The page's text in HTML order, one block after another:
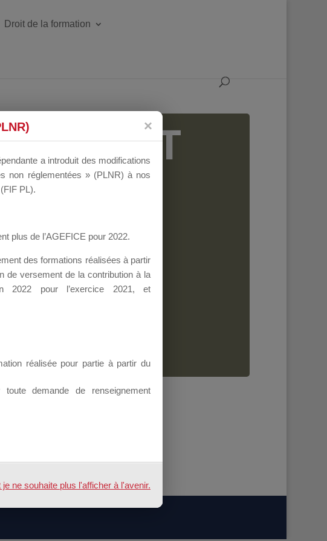
Droit de la formation
Mallette du Dirigeant.
une question.
a introduit des modifications
non réglementées » (PLNR) à nos
PL).
plus de l’AGEFICE pour 2022.
des formations réalisées à partir
de versement de la contribution à la
2022 pour l’exercice 2021, et
réalisée pour partie à partir du
demande de renseignement
ne souhaite plus l'afficher à l'avenir.